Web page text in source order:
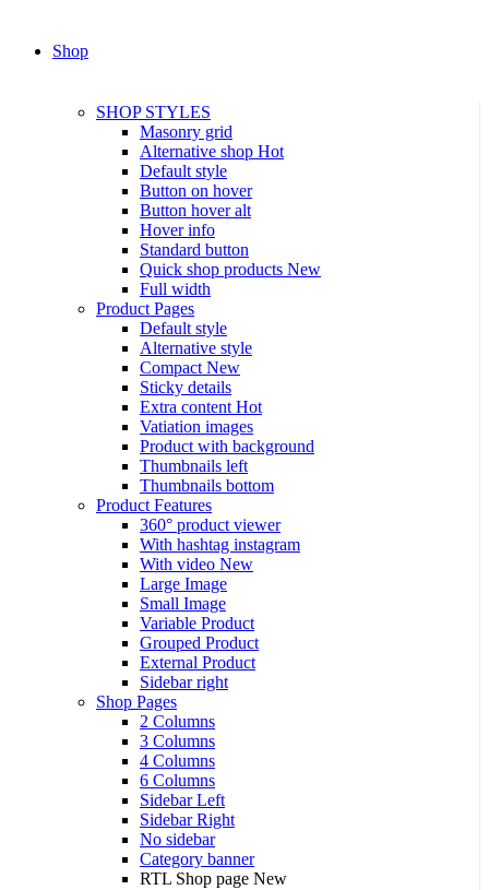
Shop
SHOP STYLES
Masonry grid
Alternative shop Hot
Default style
Button on hover
Button hover alt
Hover info
Standard button
Quick shop products New
Full width
Product Pages
Default style
Alternative style
Compact New
Sticky details
Extra content Hot
Vatiation images
Product with background
Thumbnails left
Thumbnails bottom
Product Features
360° product viewer
With hashtag instagram
With video New
Large Image
Small Image
Variable Product
Grouped Product
External Product
Sidebar right
Shop Pages
2 Columns
3 Columns
4 Columns
6 Columns
Sidebar Left
Sidebar Right
No sidebar
Category banner
RTL Shop page New